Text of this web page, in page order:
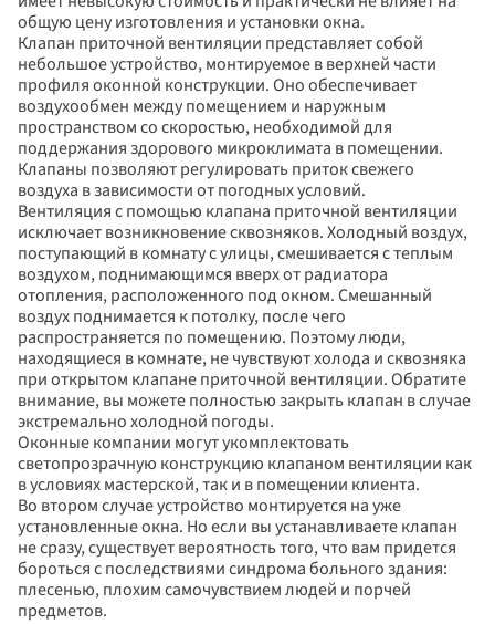
общую цену изготовления и установки окна.
Клапан приточной вентиляции представляет собой
небольшое устройство, монтируемое в верхней части
профиля оконной конструкции. Оно обеспечивает
воздухообмен между помещением и наружным
пространством со скоростью, необходимой для
поддержания здорового микроклимата в помещении.
Клапаны позволяют регулировать приток свежего
воздуха в зависимости от погодных условий.
Вентиляция с помощью клапана приточной вентиляции
исключает возникновение сквозняков. Холодный воздух,
поступающий в комнату с улицы, смешивается с теплым
воздухом, поднимающимся вверх от радиатора
отопления, расположенного под окном. Смешанный
воздух поднимается к потолку, после чего
распространяется по помещению. Поэтому люди,
находящиеся в комнате, не чувствуют холода и сквозняка
при открытом клапане приточной вентиляции. Обратите
внимание, вы можете полностью закрыть клапан в случае
экстремально холодной погоды.
Оконные компании могут укомплектовать
светопрозрачную конструкцию клапаном вентиляции как
в условиях мастерской, так и в помещении клиента.
Во втором случае устройство монтируется на уже
установленные окна. Но если вы устанавливаете клапан
не сразу, существует вероятность того, что вам придется
бороться с последствиями синдрома больного здания:
плесенью, плохим самочувствием людей и порчей
предметов.